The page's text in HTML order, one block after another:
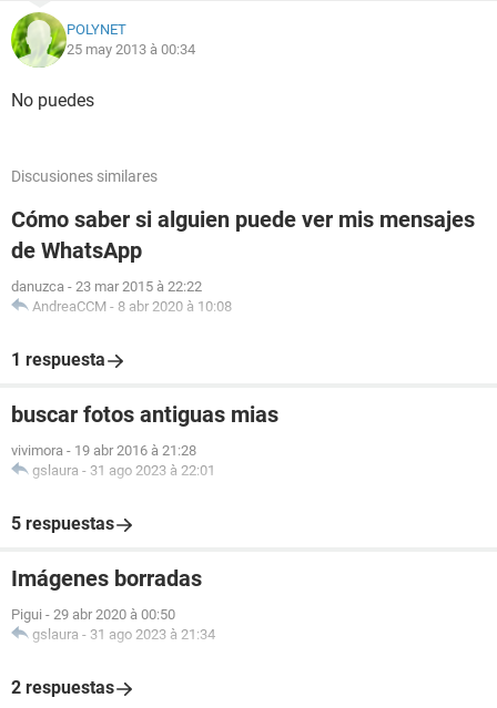
POLYNET
25 may 2013 à 00:34
No puedes
Discusiones similares
Cómo saber si alguien puede ver mis mensajes
de WhatsApp
danuzca - 23 mar 2015 à 22:22
AndreaCCM - 8 abr 2020 à 10:08
1 respuesta
buscar fotos antiguas mias
vivimora - 19 abr 2016 à 21:28
gslaura - 31 ago 2023 à 22:01
5 respuestas
Imágenes borradas
Pigui - 29 abr 2020 à 00:50
gslaura - 31 ago 2023 à 21:34
2 respuestas